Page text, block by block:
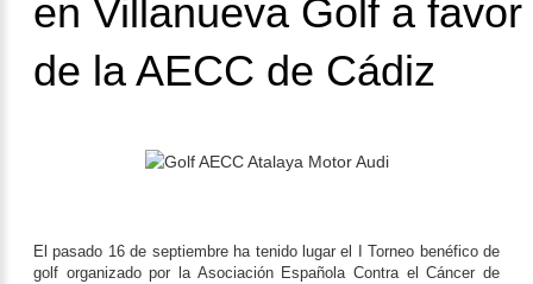
en Villanueva Golf a favor
de la AECC de Cádiz
El pasado 16 de septiembre ha tenido lugar el I Torneo benéfico de
golf organizado por la Asociación Española Contra el Cáncer de
Síguenos en: